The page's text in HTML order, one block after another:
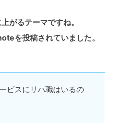
がるテーマですね。
を投稿されていました。
ビスにリハ職はいるの